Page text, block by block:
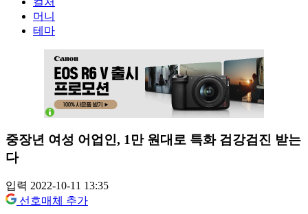
머니
테마
중장년 여성 어업인, 1만 원대로 특화 검강검진 받는
다
입력 2022-10-11 13:35
선호매체 추가